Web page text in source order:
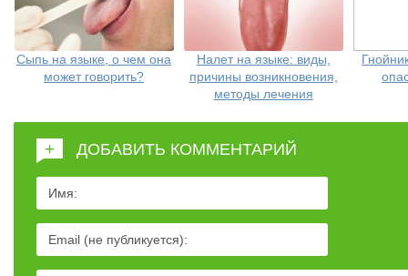
Сыпь на языке, о чем она
может говорить?
Налет на языке: виды,
причины возникновения,
методы лечения
+ ДОБАВИТЬ КОММЕНТАРИЙ